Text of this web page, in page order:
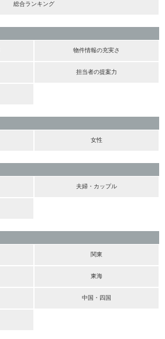
総合ランキング
物件情報の充実さ
担当者の提案力
女性
夫婦・カップル
関東
東海
中国・四国